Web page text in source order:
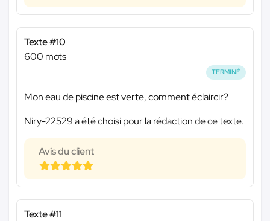
Texte #10
600 mots
TERMINÉ
Mon eau de piscine est verte, comment éclaircir?
Niry-22529 a été choisi pour la rédaction de ce texte.
Avis du client
Texte #11